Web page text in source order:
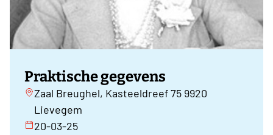
Praktische gegevens
Zaal Breughel, Kasteeldreef 75 9920
Lievegem
20-03-25